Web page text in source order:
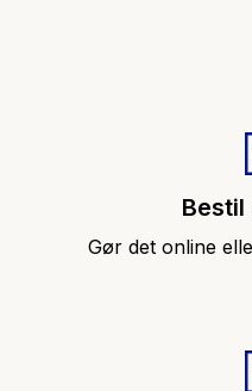
Bestil
Gør det online